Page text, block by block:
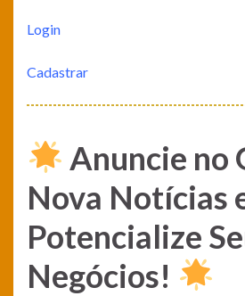
Login
Cadastrar
Anuncie no
Nova Notícias
Potencialize
Negócios!